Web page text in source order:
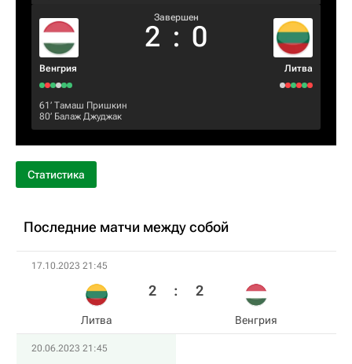
Венгрия
Завершен
2 : 0
Литва
61‎’‎ Тамаш Пришкин
80‎’‎ Балаж Джуджак
Статистика
Последние матчи между собой
17.10.2023 21:45
Литва
2 : 2
Венгрия
20.06.2023 21:45